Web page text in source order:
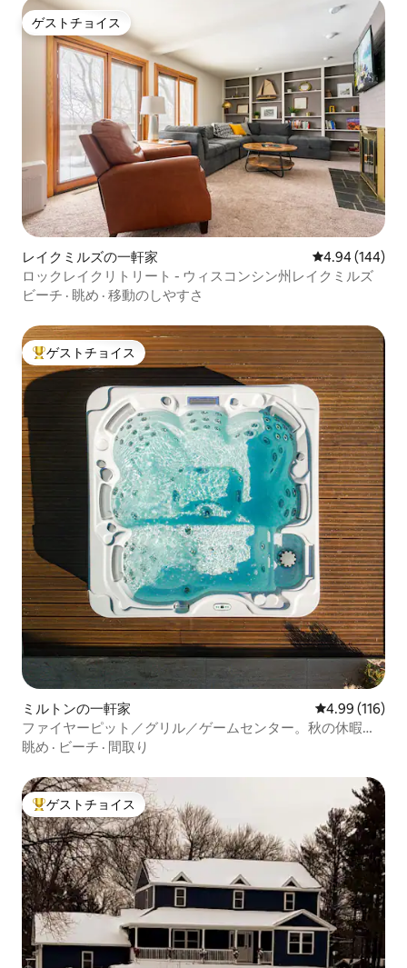
ゲストチョイス
ゲストチョイス
レイクミルズの一軒家 レビュー144
4.94 (144)
ロックレイクリトリート - ウィスコンシン州レイクミルズ
ビーチ · 眺め · 移動のしやすさ
大好評のゲストチョイスです。
ゲストチョイス
ミルトンの一軒家 レビュー116
4.99 (116)
ファイヤーピット／グリル／ゲームセンター。秋の休暇は
ここから始まります。
眺め · ビーチ · 間取り
大好評のゲストチョイスです。
ゲストチョイス